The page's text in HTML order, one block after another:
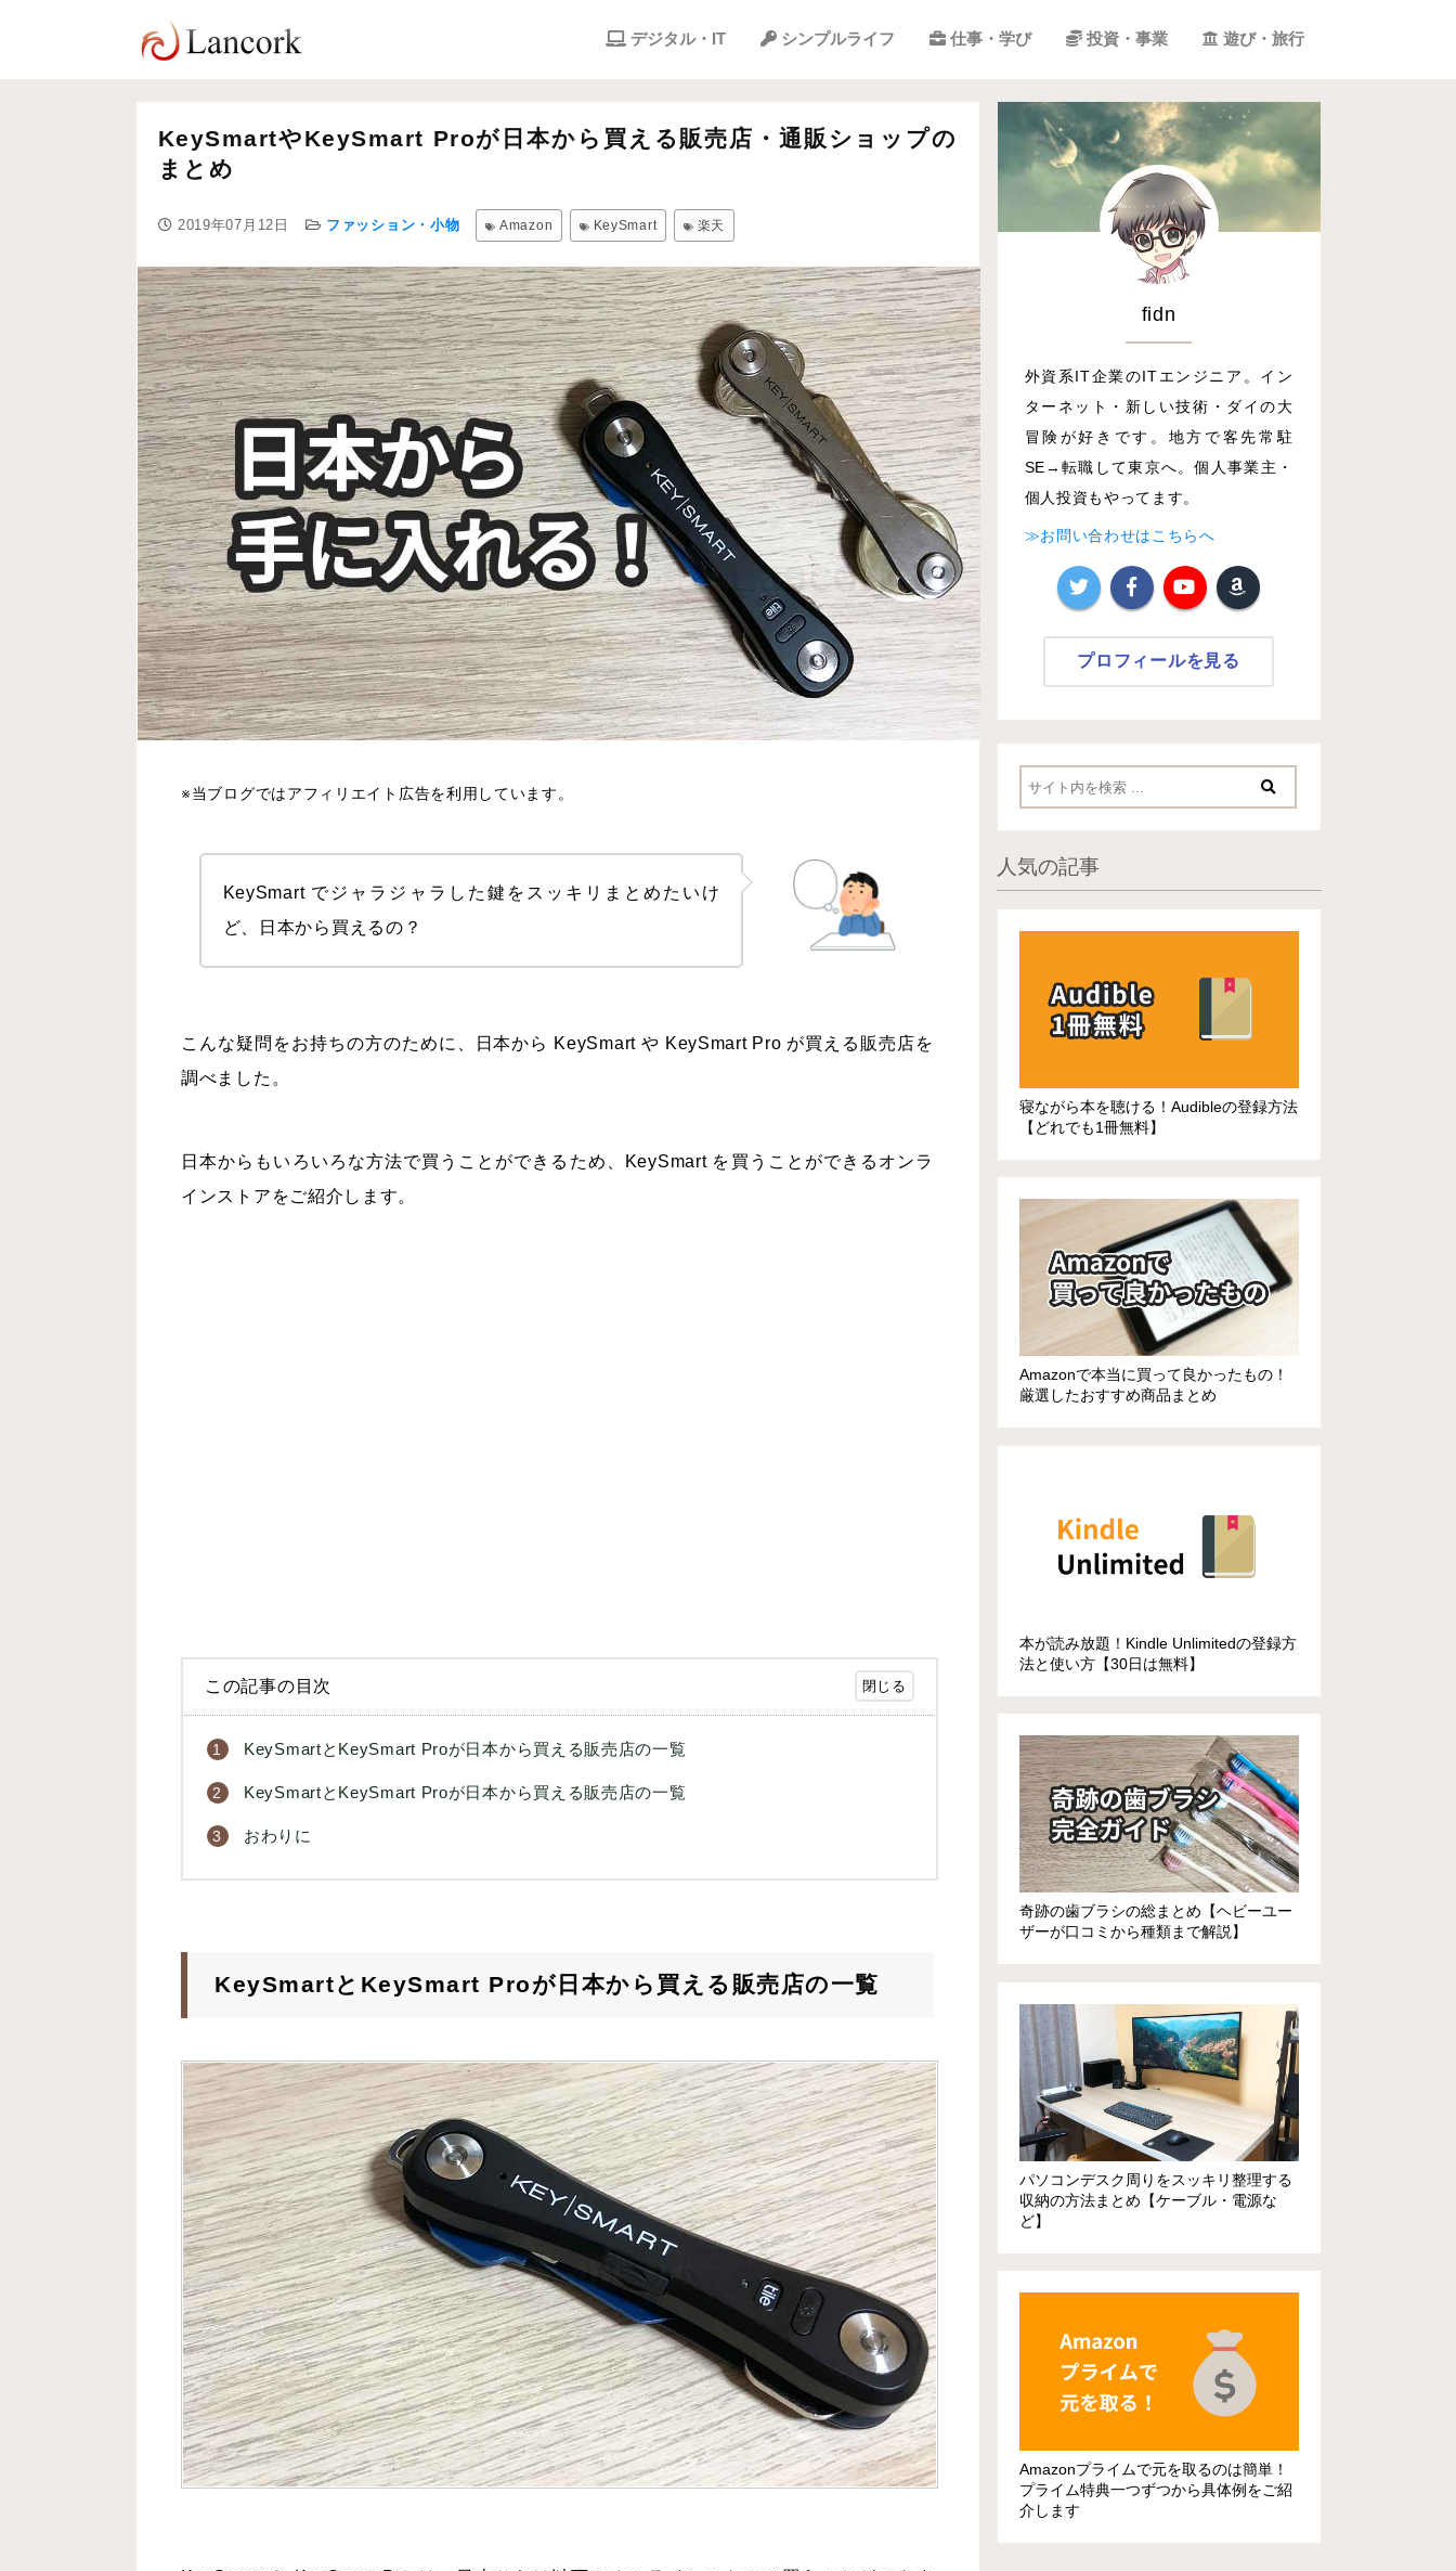
デジタル・IT シンプルライフ 仕事・学び 投資・事業 遊び・旅行
KeySmartやKeySmart Proが日本から買える販売店・通販ショップの
まとめ
2019年07月12日 ファッション・小物 Amazon KeySmart 楽天
※当ブログではアフィリエイト広告を利用しています。
KeySmart でジャラジャラした鍵をスッキリまとめたいけ
ど、日本から買えるの？
こんな疑問をお持ちの方のために、日本から KeySmart や KeySmart Pro が買える販売店を
調べました。
日本からもいろいろな方法で買うことができるため、KeySmart を買うことができるオンラ
インストアをご紹介します。
この記事の目次
KeySmartとKeySmart Proが日本から買える販売店の一覧
KeySmartとKeySmart Proが日本から買える販売店の一覧
おわりに
KeySmartとKeySmart Proが日本から買える販売店の一覧
fidn
外資系IT企業のITエンジニア。イン
ターネット・新しい技術・ダイの大
冒険が好きです。地方で客先常駐
SE→転職して東京へ。個人事業主・
個人投資もやってます。
≫お問い合わせはこちらへ
プロフィールを見る
人気の記事
寝ながら本を聴ける！Audibleの登録方法
【どれでも1冊無料】
Amazonで本当に買って良かったもの！
厳選したおすすめ商品まとめ
本が読み放題！Kindle Unlimitedの登録方
法と使い方【30日は無料】
奇跡の歯ブラシの総まとめ【ヘビーユー
ザーが口コミから種類まで解説】
パソコンデスク周りをスッキリ整理する
収納の方法まとめ【ケーブル・電源な
ど】
Amazonプライムで元を取るのは簡単！
プライム特典一つずつから具体例をご紹
介します